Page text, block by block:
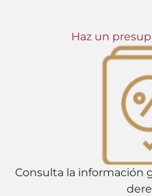
Haz un
Consulta la información